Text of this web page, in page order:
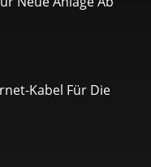
Kabel Für Die